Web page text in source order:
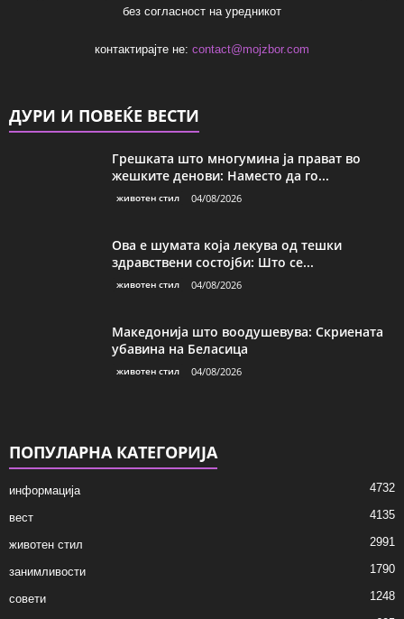
без согласност на уредникот
контактирајте не: contact@mojzbor.com
ДУРИ И ПОВЕЌЕ ВЕСТИ
Грешката што многумина ја прават во
жешките денови: Наместо да го...
животен стил 04/08/2026
Ова е шумата која лекува од тешки
здравствени состојби: Што се...
животен стил 04/08/2026
Македонија што воодушевува: Скриената
убавина на Беласица
животен стил 04/08/2026
ПОПУЛАРНА КАТЕГОРИЈА
информација 4732
вест 4135
животен стил 2991
занимливости 1790
совети 1248